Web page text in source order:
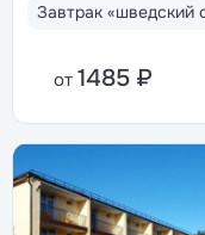
Завтрак «шведский
от 1485 ₽